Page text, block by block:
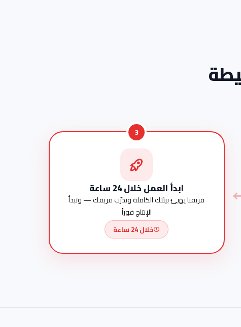
3
ابدأ العمل خلال 24 ساعة
فريقنا يهيئ بيئتك الكاملة ويدرّب فريقك — وتبدأ
الإنتاج فوراً
خلال 24 ساعة